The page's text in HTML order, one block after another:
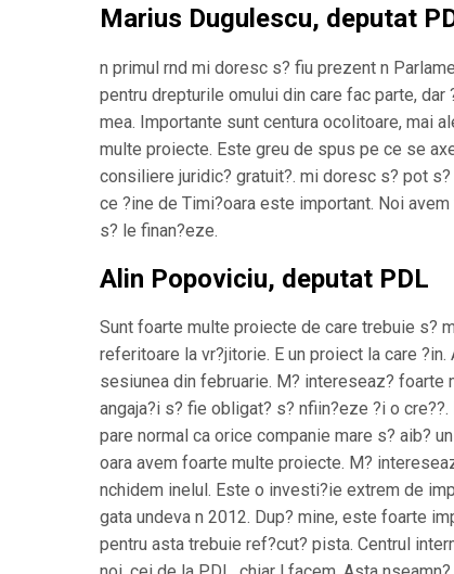
Marius Dugulescu, deputat
n primul rnd mi doresc s? fiu prezent n
pentru drepturile omului din care fac parte,
mea. Importante sunt centura ocolitoare, mai
multe proiecte. Este greu de spus pe ce se
consiliere juridic? gratuit?. mi doresc s? pot
ce ?ine de Timi?oara este important. Noi
s? le finan?eze.
Alin Popoviciu, deputat PDL
Sunt foarte multe proiecte de care trebuie s?
referitoare la vr?jitorie. E un proiect la care
sesiunea din februarie. M? intereseaz?
angaja?i s? fie obligat? s? nfiin?eze ?i o
pare normal ca orice companie mare s? aib?
oara avem foarte multe proiecte. M?
nchidem inelul. Este o investi?ie extrem de
gata undeva n 2012. Dup? mine, este foarte
pentru asta trebuie ref?cut? pista. Centrul